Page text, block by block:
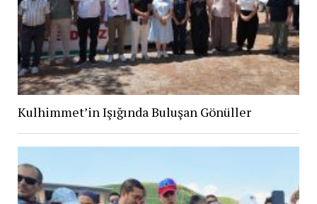
Kulhimmet’in Işığında Buluşan Gönüller